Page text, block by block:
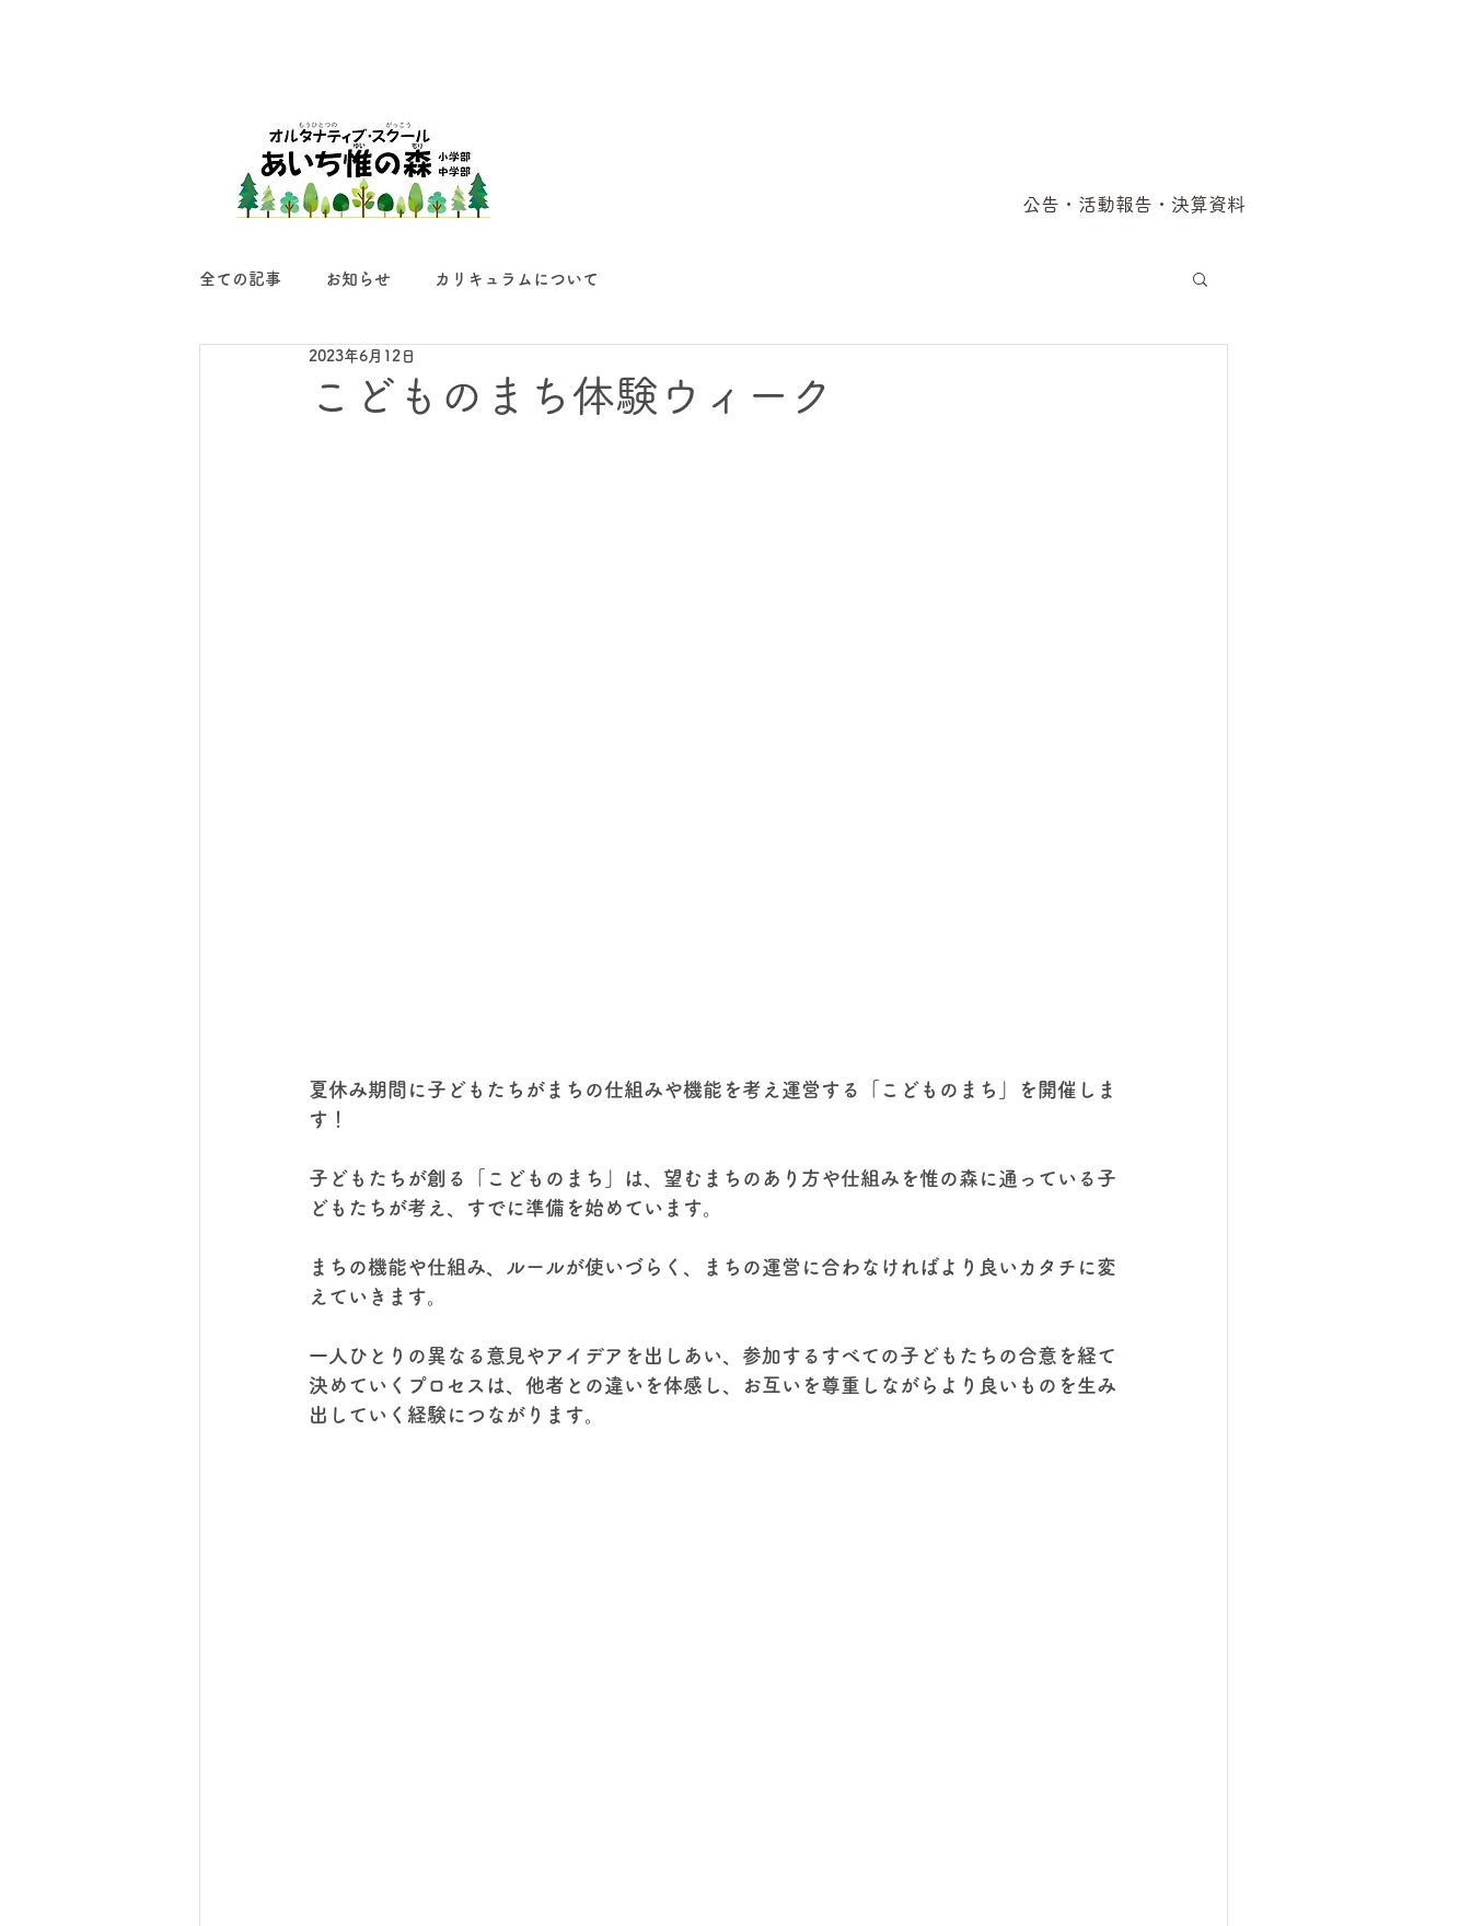
公告・活動報告・決算資料
全ての記事 お知らせ カリキュラムについて
こどものまち体験ウィーク
2023年6月12日
夏休み期間に子どもたちがまちの仕組みや機能を考え運営する「こどものまち」を開催しま
す！
子どもたちが創る「こどものまち」は、望むまちのあり方や仕組みを惟の森に通っている子
どもたちが考え、すでに準備を始めています。
まちの機能や仕組み、ルールが使いづらく、まちの運営に合わなければより良いカタチに変
えていきます。
一人ひとりの異なる意見やアイデアを出しあい、参加するすべての子どもたちの合意を経て
決めていくプロセスは、他者との違いを体感し、お互いを尊重しながらより良いものを生み
出していく経験につながります。